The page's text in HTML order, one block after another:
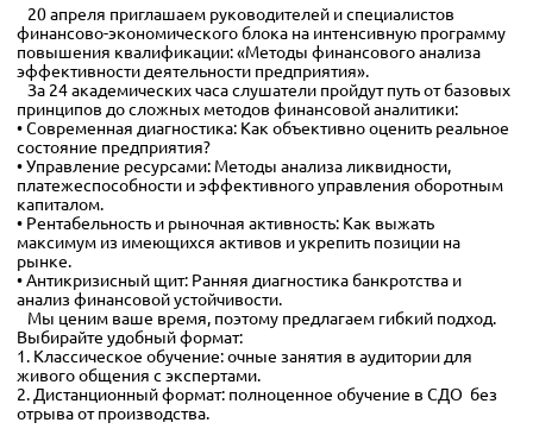
20 апреля приглашаем руководителей и специалистов
финансово-экономического блока на интенсивную программу
повышения квалификации: «Методы финансового анализа
эффективности деятельности предприятия».
За 24 академических часа слушатели пройдут путь от базовых
принципов до сложных методов финансовой аналитики:
• Современная диагностика: Как объективно оценить реальное
состояние предприятия?
• Управление ресурсами: Методы анализа ликвидности,
платежеспособности и эффективного управления оборотным
капиталом.
• Рентабельность и рыночная активность: Как выжать
максимум из имеющихся активов и укрепить позиции на
рынке.
• Антикризисный щит: Ранняя диагностика банкротства и
анализ финансовой устойчивости.
Мы ценим ваше время, поэтому предлагаем гибкий подход.
Выбирайте удобный формат:
1. Классическое обучение: очные занятия в аудитории для
живого общения с экспертами.
2. Дистанционный формат: полноценное обучение в СДО без
отрыва от производства.